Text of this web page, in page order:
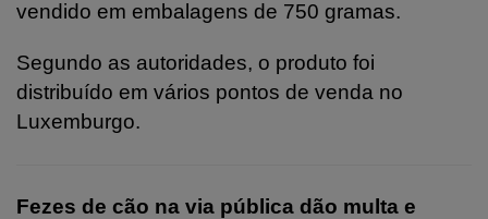
vendido em embalagens de 750 gramas.
Segundo as autoridades, o produto foi
distribuído em vários pontos de venda no
Luxemburgo.
Fezes de cão na via pública dão multa e